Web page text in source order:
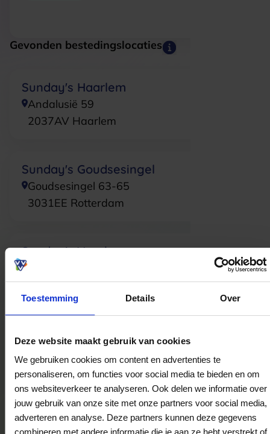
Toestemming Details Over
Deze website maakt gebruik van cookies
We gebruiken cookies om content en advertenties te
personaliseren, om functies voor social media te bieden en om
ons websiteverkeer te analyseren. Ook delen we informatie over
jouw gebruik van onze site met onze partners voor social media,
adverteren en analyse. Deze partners kunnen deze gegevens
combineren met andere informatie die je aan ze hebt verstrekt of
Gevonden bestedingslocaties
Sunday's Haarlem
Andalusië 59
2037AV Haarlem
Sunday's Goudsesingel
Goudsesingel 63-65
3031EE Rotterdam
Sunday's Voorburg
2274JV Voorburg
Dierenselaan 198
2573KN 's-Gravenhage
Sunday's Purmerend